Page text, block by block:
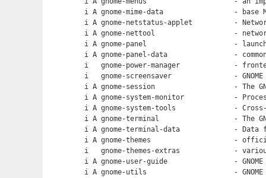
i A gnome-mime-data                 - base
i A gnome-netstatus-applet          -
i A gnome-nettool                   - network
i A gnome-panel                     -
i A gnome-panel-data                - common
i   gnome-power-manager             -
i   gnome-screensaver               - GNOME
i A gnome-session                   - The
i A gnome-system-monitor            -
i A gnome-system-tools              -
i A gnome-terminal                  - The
i A gnome-terminal-data             - Data
i A gnome-themes                    - official
i   gnome-themes-extras             - various
i A gnome-user-guide                - GNOME
i A gnome-utils                     - GNOME